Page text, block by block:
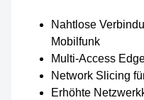
Nahtlose
Mobilfunk
Multi-Access
Network Slicing
Erhöhte